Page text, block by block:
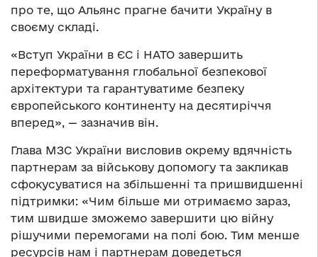
про те, що Альянс прагне бачити Україну в
своєму складі.
«Вступ України в ЄС і НАТО завершить
переформатування глобальної безпекової
архітектури та гарантуватиме безпеку
європейського континенту на десятиріччя
вперед», — зазначив він.
Глава МЗС України висловив окрему вдячність
партнерам за військову допомогу та закликав
сфокусуватися на збільшенні та пришвидшенні
підтримки: «Чим більше ми отримаємо зараз,
тим швидше зможемо завершити цю війну
рішучими перемогами на полі бою. Тим менше
ресурсів нам і партнерам доведеться